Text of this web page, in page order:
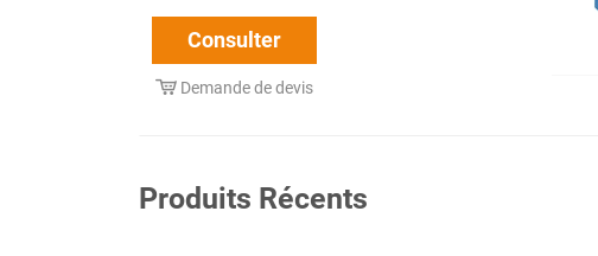
Consulter
Demande de devis
Produits Récents